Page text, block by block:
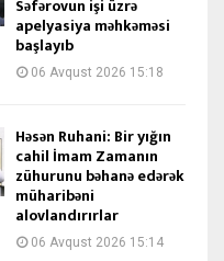
Səfərovun işi üzrə
apelyasiya məhkəməsi
başlayıb
06 Avqust 2026 15:18
Həsən Ruhani: Bir yığın
cahil İmam Zamanın
zühurunu bəhanə edərək
müharibəni
alovlandırırlar
06 Avqust 2026 15:14